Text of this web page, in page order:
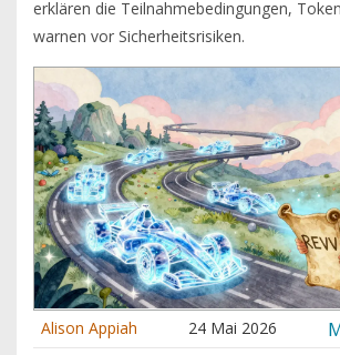
erklären die Teilnahmebedingungen,
warnen vor Sicherheitsrisiken.
Alison Appiah 24 Mai 2026